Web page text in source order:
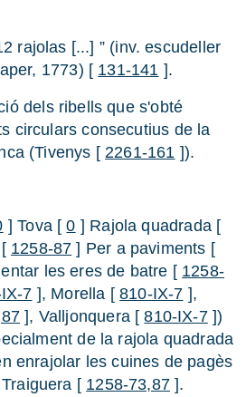
rajolas [...] ” (inv. escudeller
1773) [ 131-141 ].
dels ribells que s'obté
circulars consecutius de la
(Tivenys [2261-161 ]).
] Tova [0 ] Rajola quadrada [
1258-87 ] Per a paviments [
les eres de batre [ 1258-
7 ], Morella [810-IX-7 ],
], Valljonquera [810-IX-7])
de la rajola quadrada
enrajolar les cuines de pagès
[ 1258-73,87].